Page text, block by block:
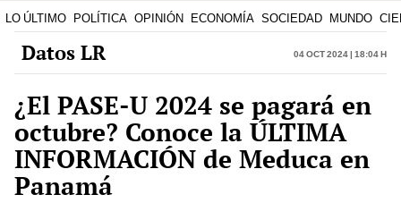
LO ÚLTIMO POLÍTICA OPINIÓN ECONOMÍA SOCIEDAD MUNDO
Datos LR 04 Oct 2024 | 18:04 h
¿El PASE-U 2024 se pagará en
octubre? Conoce la ÚLTIMA
INFORMACIÓN de Meduca en
Panamá